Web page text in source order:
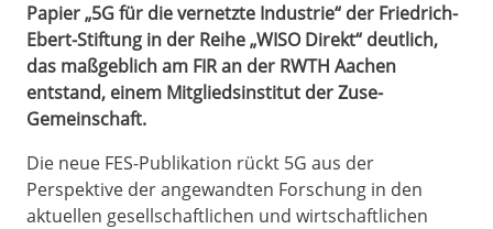
Papier „5G für die vernetzte Industrie“ der Friedrich-
Ebert-Stiftung in der Reihe „WISO Direkt“ deutlich,
das maßgeblich am FIR an der RWTH Aachen
entstand, einem Mitgliedsinstitut der Zuse-
Gemeinschaft.
Die neue FES-Publikation rückt 5G aus der
Perspektive der angewandten Forschung in den
aktuellen gesellschaftlichen und wirtschaftlichen